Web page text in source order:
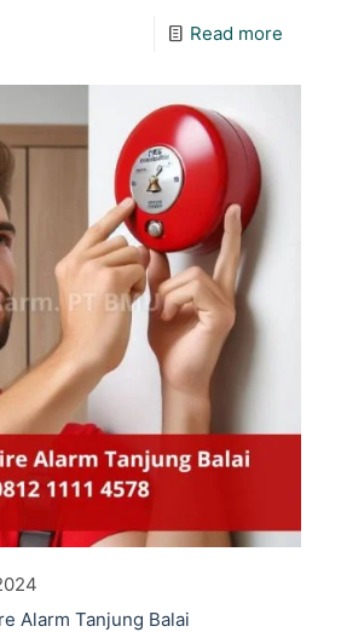
Read more
Alarm Tanjung Balai